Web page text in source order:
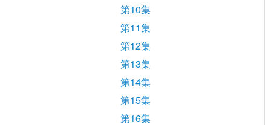
第10集
第11集
第12集
第13集
第14集
第15集
第16集